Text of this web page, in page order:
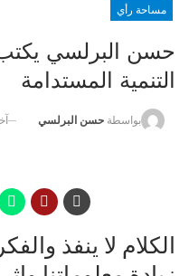
مساحة رأي
حسن البرلسي يكتب
التنمية المستدامة
بواسطة حسن البرلسي
الكلام لا ينفذ